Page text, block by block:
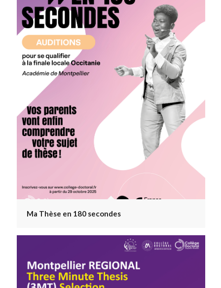
Ma Thèse en 180 secondes